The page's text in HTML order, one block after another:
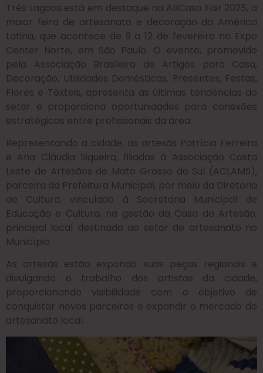
Três Lagoas está em destaque na ABCasa Fair 2025, a
maior feira de artesanato e decoração da América
Latina, que acontece de 9 a 12 de fevereiro no Expo
Center Norte, em São Paulo. O evento, promovido
pela Associação Brasileira de Artigos para Casa,
Decoração, Utilidades Domésticas, Presentes, Festas,
Flores e Têxteis, apresenta as últimas tendências do
setor e proporciona oportunidades para conexões
estratégicas entre profissionais da área.
Representando a cidade, as artesãs Patrícia Ferreira
e Ana Cláudia Siqueira, filiadas à Associação Costa
Leste de Artesãos de Mato Grosso do Sul (ACLAMS),
parceira da Prefeitura Municipal, por meio da Diretoria
de Cultura, vinculada à Secretaria Municipal de
Educação e Cultura, na gestão da Casa do Artesão,
principal local destinado ao setor de artesanato no
Município.
As artesãs estão expondo suas peças regionais e
divulgando o trabalho dos artistas da cidade,
proporcionando visibilidade com o objetivo de
conquistar novos parceiros e expandir o mercado do
artesanato local.